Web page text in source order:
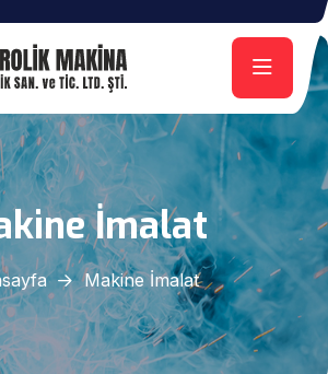
İmalat
Makine İmalat